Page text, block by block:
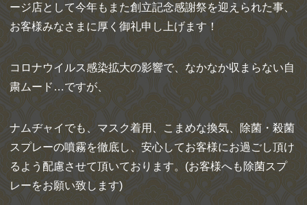
ージ店として今年もまた創立記念感謝祭を迎えられた事、
お客様みなさまに厚く御礼申し上げます！
コロナウイルス感染拡大の影響で、なかなか収まらない自
粛ムード…ですが、
ナムヂャイでも、マスク着用、こまめな換気、除菌・殺菌
スプレーの噴霧を徹底し、安心してお客様にお過ごし頂け
るよう配慮させて頂いております。(お客様へも除菌スプ
レーをお願い致します)